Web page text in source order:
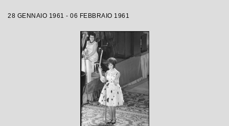
28 GENNAIO 1961 - 06 FEBBRAIO 1961